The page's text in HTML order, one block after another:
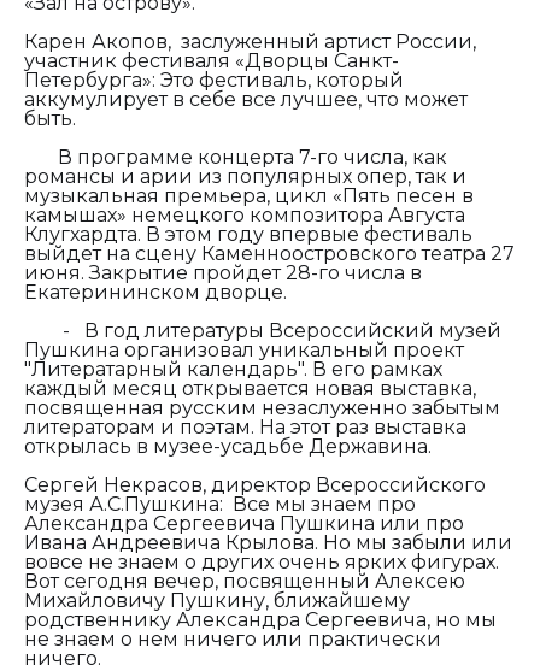
Карен Акопов, заслуженный артист России,
участник фестиваля «Дворцы Санкт-
Петербурга»: Это фестиваль, который
аккумулирует в себе все лучшее, что может
быть.
В программе концерта 7-го числа, как
романсы и арии из популярных опер, так и
музыкальная премьера, цикл «Пять песен в
камышах» немецкого композитора Августа
Клугхардта. В этом году впервые фестиваль
выйдет на сцену Каменноостровского театра 27
июня. Закрытие пройдет 28-го числа в
Екатерининском дворце.
-
В год литературы Всероссийский музей
Пушкина организовал уникальный проект
"Литератарный календарь". В его рамках
каждый месяц открывается новая выставка,
посвященная русским незаслуженно забытым
литераторам и поэтам. На этот раз выставка
открылась в музее-усадьбе Державина.
Сергей Некрасов, директор Всероссийского
музея А.С.Пушкина: Все мы знаем про
Александра Сергеевича Пушкина или про
Ивана Андреевича Крылова. Но мы забыли или
вовсе не знаем о других очень ярких фигурах.
Вот сегодня вечер, посвященный Алексею
Михайловичу Пушкину, ближайшему
родственнику Александра Сергеевича, но мы
не знаем о нем ничего или практически
ничего.